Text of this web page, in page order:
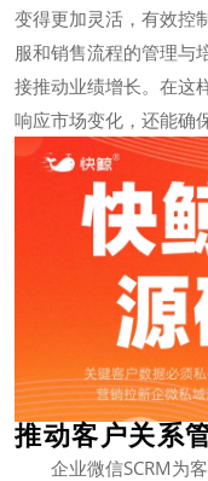
变得更加灵活，有效控
服和销售流程的管理与
接推动业绩增长。在这
响应市场变化，还能确
推动客户关系
企业微信SCRM为